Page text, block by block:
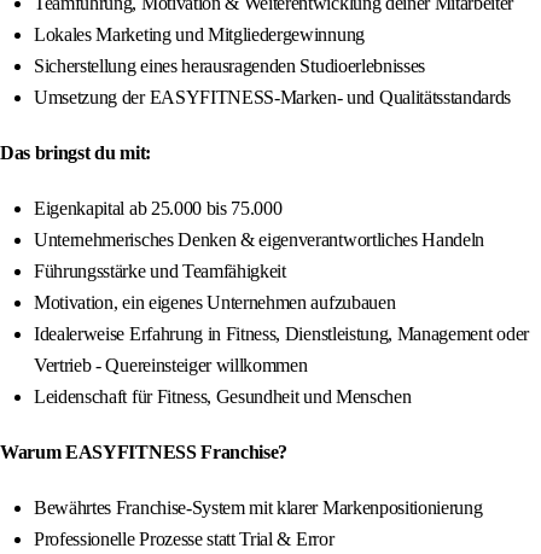
Lokales Marketing und Mitgliedergewinnung
Sicherstellung eines herausragenden Studioerlebnisses
Umsetzung der EASYFITNESS-Marken- und Qualitätsstandards
Das bringst du mit:
Eigenkapital ab 25.000 bis 75.000
Unternehmerisches Denken & eigenverantwortliches Handeln
Führungsstärke und Teamfähigkeit
Motivation, ein eigenes Unternehmen aufzubauen
Idealerweise Erfahrung in Fitness, Dienstleistung, Management oder
Vertrieb - Quereinsteiger willkommen
Leidenschaft für Fitness, Gesundheit und Menschen
Warum EASYFITNESS Franchise?
Bewährtes Franchise-System mit klarer Markenpositionierung
Professionelle Prozesse statt Trial & Error